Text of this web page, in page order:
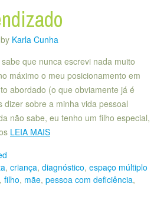
by Karla Cunha
que nunca escrevi nada muito
máximo o meu posicionamento em
abordado (o que obviamente já é
dizer sobre a minha vida pessoal
não sabe, eu tenho um filho especial,
LEIA MAIS
, criança, diagnóstico, espaço múltiplo
, filho, mãe, pessoa com deficiência,